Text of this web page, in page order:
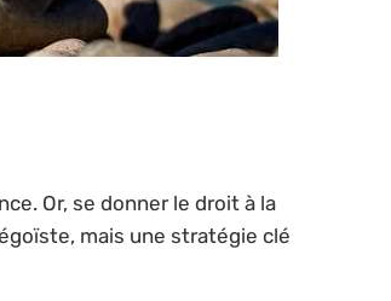
Or, se donner le droit à la
mais une stratégie clé